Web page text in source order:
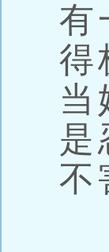
有
得
当
是
不